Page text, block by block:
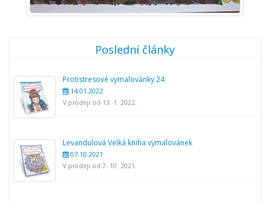
Poslední články
Protistresové vymalovánky 24
14.01.2022
V prodeji od 13. 1. 2022.
Levandulová Velká kniha vymalovánek
07.10.2021
V prodeji od 7. 10. 2021.